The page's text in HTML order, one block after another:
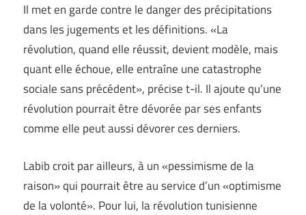
Il met en garde contre le danger des précipitations
dans les jugements et les définitions. «La
révolution, quand elle réussit, devient modèle, mais
quant elle échoue, elle entraîne une catastrophe
sociale sans précédent», précise t-il. Il ajoute qu’une
révolution pourrait être dévorée par ses enfants
comme elle peut aussi dévorer ces derniers.
Labib croit par ailleurs, à un «pessimisme de la
raison» qui pourrait être au service d’un «optimisme
de la volonté». Pour lui, la révolution tunisienne